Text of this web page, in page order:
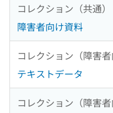
コレクション（共通）
障害者向け資料
コレクション（障害者
テキストデータ
コレクション（障害者